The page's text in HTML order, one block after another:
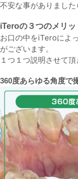
不安な事がありました
iTeroの３つのメリッ
お口の中をiTeroによ
がございます。
１つ１つ説明させて頂
360度あらゆる角度で